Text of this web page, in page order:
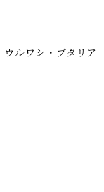
ルワシ・ブタリア